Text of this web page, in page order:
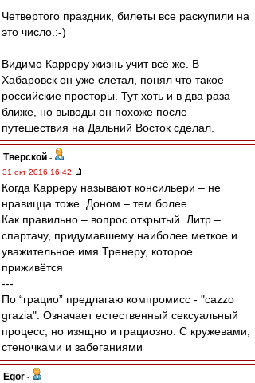
Четвертого праздник, билеты все раскупили на
это число.:-)
Видимо Карреру жизнь учит всё же. В
Хабаровск он уже слетал, понял что такое
российские просторы. Тут хоть и в два раза
ближе, но выводы он похоже после
путешествия на Дальний Восток сделал.
Тверской -
31 окт 2016 16:42
Когда Карреру называют консильери – не
нравицца тоже. Доном – тем более.
Как правильно – вопрос открытый. Литр –
спартачу, придумавшему наиболее меткое и
уважительное имя Тренеру, которое
приживётся
---
По “грацио” предлагаю компромисс - "cazzo
grazia". Означает естественный сексуальный
процесс, но изящно и грациозно. С кружевами,
стеночками и забеганиями
Egor -